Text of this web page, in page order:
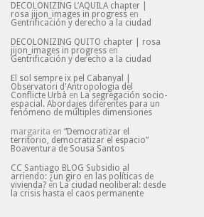
DECOLONIZING L’AQUILA chapter |
rosa jijon_images in progress en
Gentrificación y derecho a la ciudad
DECOLONIZING QUITO chapter | rosa
jijon_images in progress en
Gentrificación y derecho a la ciudad
El sol sempre ix pel Cabanyal |
Observatori d'Antropologia del
Conflicte Urbà en La segregación socio-
espacial. Abordajes diferentes para un
fenómeno de múltiples dimensiones
margarita en “Democratizar el
territorio, democratizar el espacio”
Boaventura de Sousa Santos
CC Santiago BLOG Subsidio al
arriendo: ¿un giro en las políticas de
vivienda? en La ciudad neoliberal: desde
la crisis hasta el caos permanente